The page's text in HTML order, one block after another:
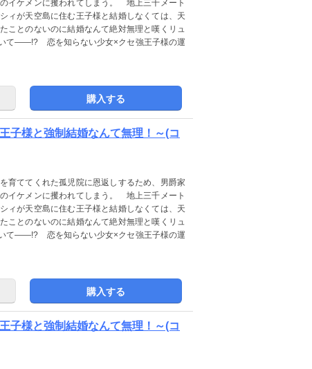
イケメンに攫われてしまう。 地上三千メート
ィが天空島に住む王子様と結婚しなくては、天
ことのないのに結婚なんて絶対無理と嘆くリュ
て――!? 恋を知らない少女×クセ強王子様の運
購入する
子様と強制結婚なんて無理！～(コ
ててくれた孤児院に恩返しするため、男爵家
イケメンに攫われてしまう。 地上三千メート
ィが天空島に住む王子様と結婚しなくては、天
ことのないのに結婚なんて絶対無理と嘆くリュ
て――!? 恋を知らない少女×クセ強王子様の運
購入する
子様と強制結婚なんて無理！～(コ